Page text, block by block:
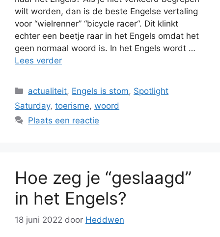
wilt worden, dan is de beste Engelse vertaling
voor “wielrenner” “bicycle racer“. Dit klinkt
echter een beetje raar in het Engels omdat het
geen normaal woord is. In het Engels wordt …
Lees verder
Categorieën
actualiteit, Engels is stom, Spotlight
Saturday, toerisme, woord
Plaats een reactie
Hoe zeg je “geslaagd”
in het Engels?
18 juni 2022 door Heddwen